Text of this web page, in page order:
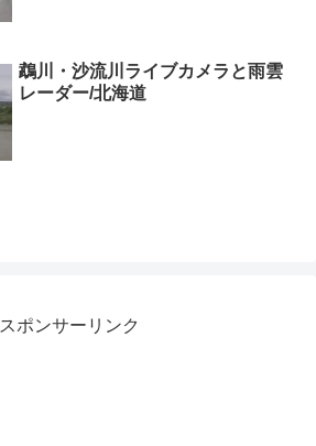
鵡川・沙流川ライブカメラと雨雲
レーダー/北海道
スポンサーリンク